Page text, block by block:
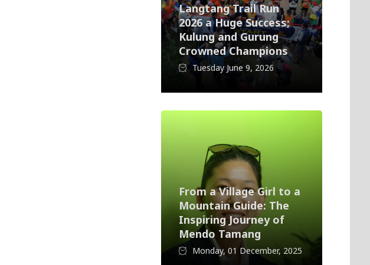
Langtang Trail Run
2026 a Huge Success;
Kulung and Gurung
Crowned Champions
Tuesday June 9, 2026
From a Village Girl to a
Mountain Guide: The
Inspiring Journey of
Mendo Tamang
Monday, 01 December, 2025